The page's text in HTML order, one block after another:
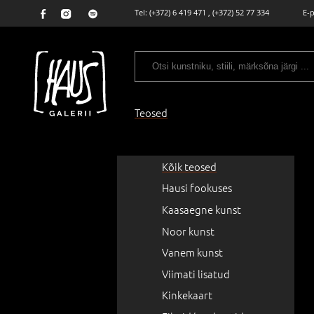
Tel: (+372) 6 419 471 , (+372) 52 77 334 E-
Teosed
Kõik teosed
Hausi fookuses
Kaasaegne kunst
Noor kunst
Vanem kunst
Viimati lisatud
Kinkekaart